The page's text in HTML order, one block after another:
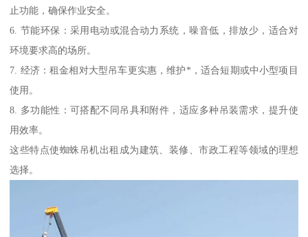
止功能，确保作业安全。
6. 节能环保：采用电动或混合动力系统，噪音低，排放少，适合对
环境要求高的场所。
7. 经济：租金相对大型吊车更实惠，维护*，适合短期或中小型项目
使用。
8. 多功能性：可搭配不同吊具和附件，适应多种吊装需求，提升使
用效率。
这些特点使蜘蛛吊机出租成为建筑、装修、市政工程等领域的理想
选择。